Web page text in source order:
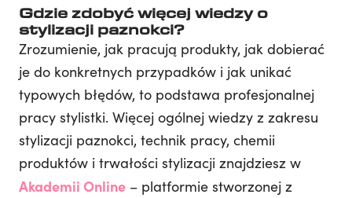
Gdzie zdobyć więcej wiedzy o
stylizacji paznokci?
Zrozumienie, jak pracują produkty, jak dobierać
je do konkretnych przypadków i jak unikać
typowych błędów, to podstawa profesjonalnej
pracy stylistki. Więcej ogólnej wiedzy z zakresu
stylizacji paznokci, technik pracy, chemii
produktów i trwałości stylizacji znajdziesz w
Akademii Online – platformie stworzonej z